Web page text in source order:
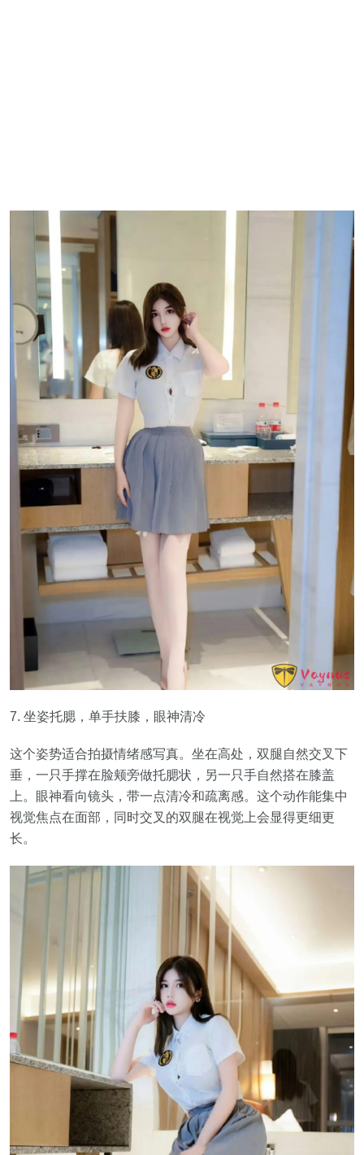
7. 坐姿托腮，单手扶膝，眼神清冷
这个姿势适合拍摄情绪感写真。坐在高处，双腿自然交叉下
垂，一只手撑在脸颊旁做托腮状，另一只手自然搭在膝盖
上。眼神看向镜头，带一点清冷和疏离感。这个动作能集中
视觉焦点在面部，同时交叉的双腿在视觉上会显得更细更
长。